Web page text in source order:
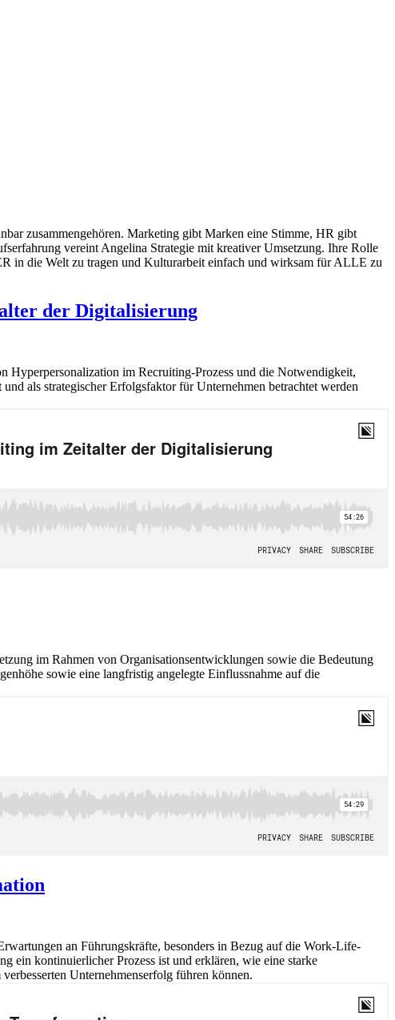
zusammengehören. Marketing gibt Marken eine Stimme, HR gibt
vereint Angelina Strategie mit kreativer Umsetzung. Ihre Rolle
in die Welt zu tragen und Kulturarbeit einfach und wirksam für ALLE zu
der Digitalisierung
im Recruiting-Prozess und die Notwendigkeit,
als strategischer Erfolgsfaktor für Unternehmen betrachtet werden
im Rahmen von Organisationsentwicklungen sowie die Bedeutung
sowie eine langfristig angelegte Einflussnahme auf die
an Führungskräfte, besonders in Bezug auf die Work-Life-
ein kontinuierlicher Prozess ist und erklären, wie eine starke
Unternehmenserfolg führen können.